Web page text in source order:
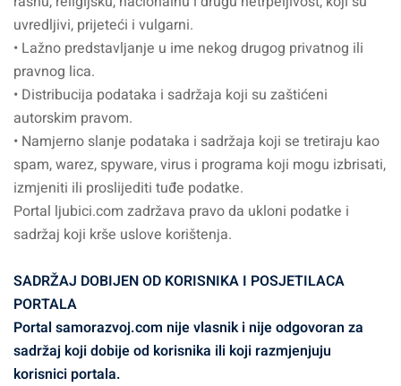
uvredljivi, prijeteći i vulgarni.
• Lažno predstavljanje u ime nekog drugog privatnog ili
pravnog lica.
• Distribucija podataka i sadržaja koji su zaštićeni
autorskim pravom.
• Namjerno slanje podataka i sadržaja koji se tretiraju kao
spam, warez, spyware, virus i programa koji mogu izbrisati,
izmjeniti ili proslijediti tuđe podatke.
Portal ljubici.com zadržava pravo da ukloni podatke i
sadržaj koji krše uslove korištenja.
SADRŽAJ DOBIJEN OD KORISNIKA I POSJETILACA
PORTALA
Portal samorazvoj.com nije vlasnik i nije odgovoran za
sadržaj koji dobije od korisnika ili koji razmjenjuju
korisnici portala.